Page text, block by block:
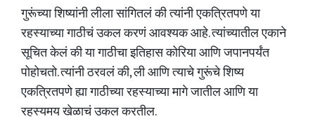
गुरूंच्या शिष्यांनी लीला सांगितलं की त्यांनी एकत्रितपणे या
रहस्याच्या गाठीचं उकल करणं आवश्यक आहे. त्यांच्यातील एकाने
सूचित केलं की या गाठीचा इतिहास कोरिया आणि जपानपर्यंत
पोहोचतो. त्यांनी ठरवलं की, ली आणि त्याचे गुरूंचे शिष्य
एकत्रितपणे ह्या गाठीच्या रहस्याच्या मागे जातील आणि या
रहस्यमय खेळाचं उकल करतील.